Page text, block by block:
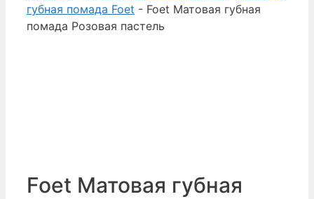
губная помада Foet - Foet Матовая губная
помада Розовая пастель
Foet Матовая губная